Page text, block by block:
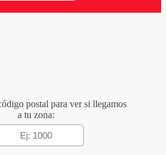
postal para ver si llegamos
a tu zona: